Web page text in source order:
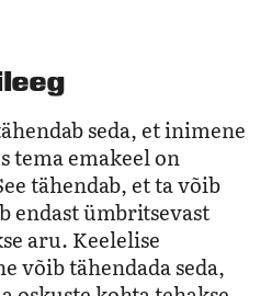
seda, et inimene
tema emakeel on
tähendab, et ta võib
endast ümbritsevast
aru. Keelelise
võib tähendada seda,